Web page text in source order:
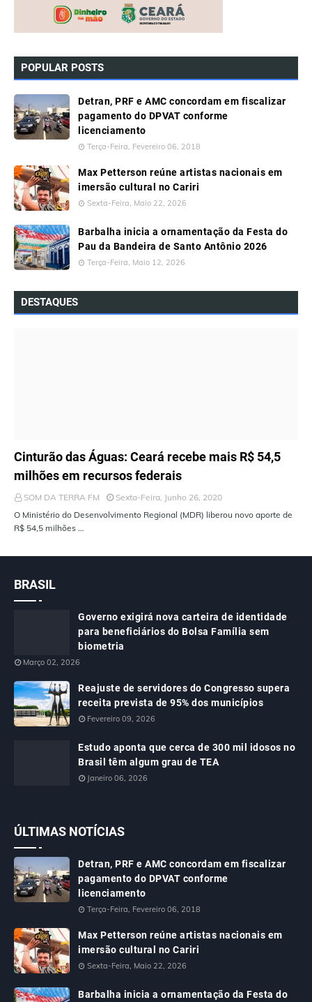
POPULAR POSTS
Detran, PRF e AMC concordam em fiscalizar
pagamento do DPVAT conforme
licenciamento
Terça-Feira, Fevereiro 06, 2018
Max Petterson reúne artistas nacionais em
imersão cultural no Cariri
Sexta-Feira, Maio 22, 2026
Barbalha inicia a ornamentação da Festa do
Pau da Bandeira de Santo Antônio 2026
Terça-Feira, Maio 12, 2026
DESTAQUES
ÚLTIMAS NOTÍCIAS
Cinturão das Águas: Ceará recebe mais R$ 54,5
milhões em recursos federais
SOM DA TERRA FM
Sexta-Feira, Junho 26, 2020
O Ministério do Desenvolvimento Regional (MDR) liberou novo aporte de
R$ 54,5 milhões …
BRASIL
Governo exigirá nova carteira de identidade
para beneficiários do Bolsa Família sem
biometria
Março 02, 2026
Reajuste de servidores do Congresso supera
receita prevista de 95% dos municípios
Fevereiro 09, 2026
Estudo aponta que cerca de 300 mil idosos no
Brasil têm algum grau de TEA
Janeiro 06, 2026
ÚLTIMAS NOTÍCIAS
Detran, PRF e AMC concordam em fiscalizar
pagamento do DPVAT conforme
licenciamento
Terça-Feira, Fevereiro 06, 2018
Max Petterson reúne artistas nacionais em
imersão cultural no Cariri
Sexta-Feira, Maio 22, 2026
Barbalha inicia a ornamentação da Festa do